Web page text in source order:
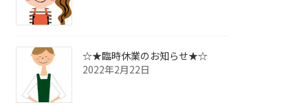
☆★臨時休業のお知らせ★☆
2022年2月22日